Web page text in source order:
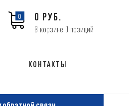
0 0 РУБ.
В корзине 0 позиций
КОНТАКТЫ